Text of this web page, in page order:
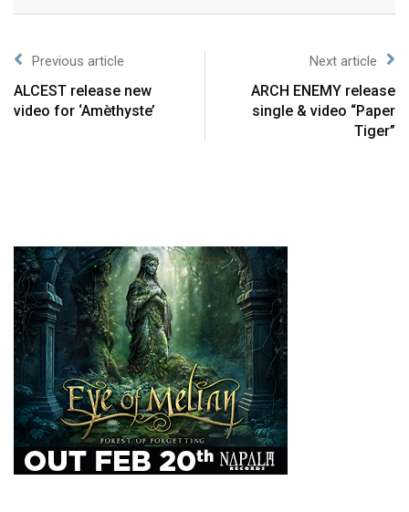
Previous article
ALCEST release new
video for ‘Amèthyste’
Next article
ARCH ENEMY release
single & video “Paper
Tiger”